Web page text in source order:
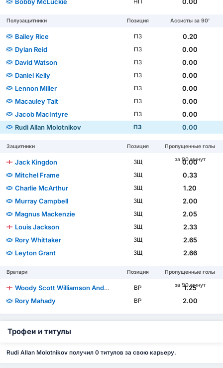
НП
Полузащитники Позиция Ассисты за 90'
Bailey Rice ПЗ
0.20
Dylan Reid
ПЗ
0.00
David Watson
ПЗ
0.00
Daniel Kelly
ПЗ
0.00
Lennon Miller
ПЗ
0.00
Macauley Tait
ПЗ
0.00
Jacob MacIntyre
ПЗ
0.00
Rudi Allan Molotnikov
ПЗ 0.00
Защитники Позиция
Пропущенные голы
за 90 минут
Jack Kingdon ЗЩ
0.00
Mitchel Frame
ЗЩ
0.33
Charlie McArthur
ЗЩ
1.20
Murray Campbell
ЗЩ
2.00
Magnus Mackenzie
ЗЩ
2.05
Louis Jackson
ЗЩ
2.33
Rory Whittaker
ЗЩ
2.65
Leyton Grant
ЗЩ 2.66
Вратари Позиция
Пропущенные голы
за 90 минут
Woody Scott Williamson Andrews ВР
1.25
Rory Mahady
ВР 2.00
Трофеи и титулы
Rudi Allan Molotnikov получил 0 титулов за свою карьеру.